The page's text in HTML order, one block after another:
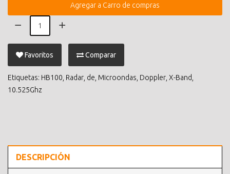
Agregar a Carro de compras
Favoritos Comparar
Etiquetas: HB100 Radar de Microondas Doppler X-Band
10.525Ghz
DESCRIPCIÓN